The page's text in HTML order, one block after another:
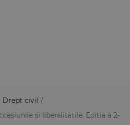
Drept civil /
si liberalitatile. Editia a 2-